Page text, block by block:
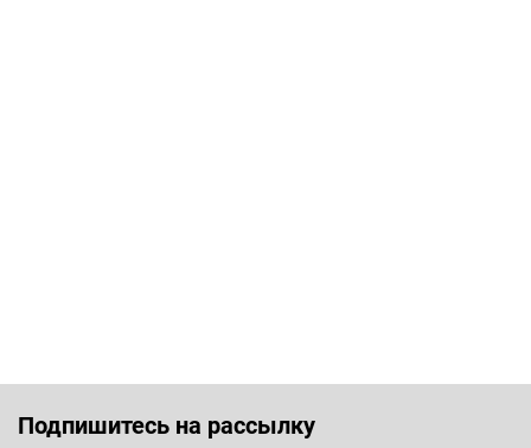
Подпишитесь на рассылку